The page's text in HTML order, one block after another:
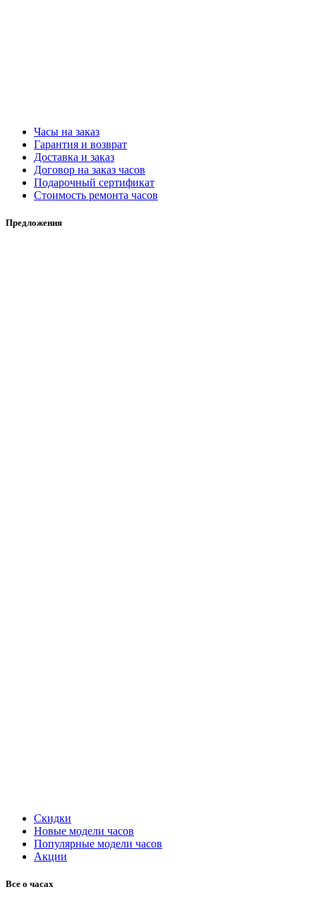
Часы на заказ
Гарантия и возврат
Доставка и заказ
Договор на заказ часов
Подарочный сертификат
Стоимость ремонта часов
Предложения
Скидки
Новые модели часов
Популярные модели часов
Акции
Все о часах